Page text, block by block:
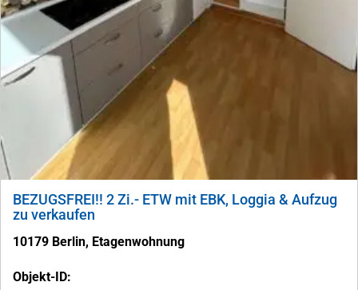
BEZUGSFREI!! 2 Zi.- ETW mit EBK, Loggia & Aufzug
zu verkaufen
10179 Berlin, Etagenwohnung
Objekt-ID: